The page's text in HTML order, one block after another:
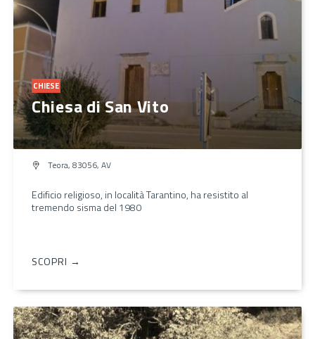
CHIESE
Chiesa di San Vito
Teora, 83056, AV
Edificio religioso, in località Tarantino, ha resistito al
tremendo sisma del 1980
SCOPRI →